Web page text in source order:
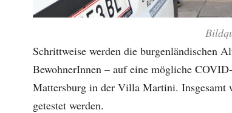
Schrittweise werden die burgenländischen
BewohnerInnen – auf eine mögliche
Mattersburg in der Villa Martini. Insgesamt
getestet werden.